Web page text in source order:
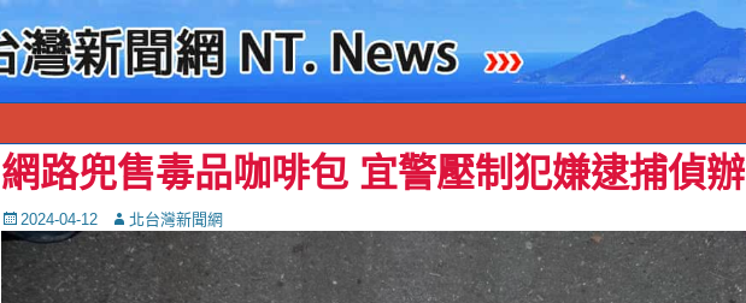
網路兜售毒品咖啡包 宜警壓制犯嫌逮捕偵辦
Posted
on
2024-04-12 Autor北台灣新聞網